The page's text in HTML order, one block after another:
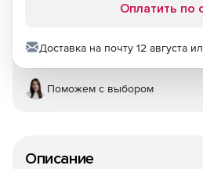
Описание
Оплатить по
Доставка на почту 12 августа
Поможем с выбором